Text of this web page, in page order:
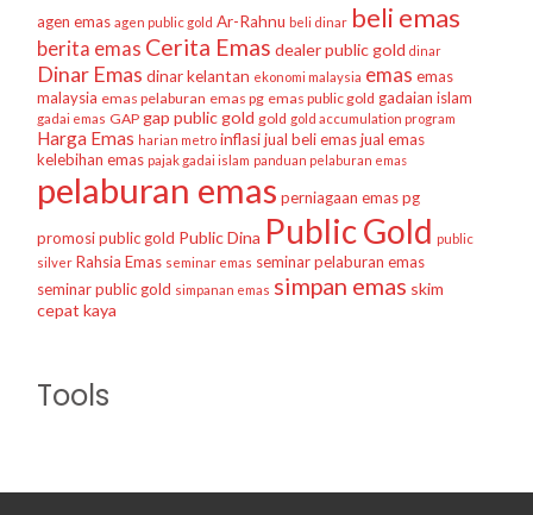
agen emas agen public gold Ar-Rahnu beli dinar beli emas
berita emas Cerita Emas dealer public gold dinar
Dinar Emas dinar kelantan ekonomi malaysia emas emas
malaysia emas pelaburan emas pg emas public gold gadaian islam
gadai emas GAP gap public gold gold gold accumulation program
Harga Emas harian metro inflasijual beli emasjual emas
kelebihan emas pajak gadai islam panduan pelaburan emas
pelaburan emas perniagaan emaspg
promosi public gold Public Dina Public Gold public
silver Rahsia Emas seminar emas seminar pelaburan emas
seminar public gold simpanan emas simpan emas skim
cepat kaya
Tools